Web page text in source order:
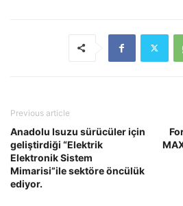
Previous article
Anadolu Isuzu sürücüler için
geliştirdiği “Elektrik
Elektronik Sistem
Mimarisi”ile sektöre öncülük
ediyor.